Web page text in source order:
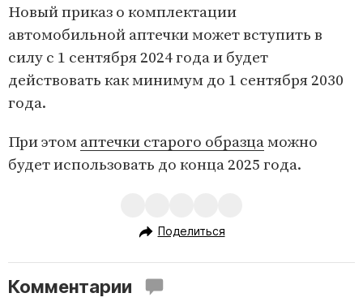
Новый приказ о комплектации
автомобильной аптечки может вступить в
силу с 1 сентября 2024 года и будет
действовать как минимум до 1 сентября 2030
года.
При этом аптечки старого образцаможно
будет использовать до конца 2025 года.
Поделиться
Комментарии